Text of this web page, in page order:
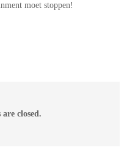
moet stoppen!
closed.